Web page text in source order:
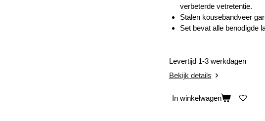
verbeterde vetretentie.
Stalen kousebandveer
Set bevat alle benodigde
Levertijd 1-3 werkdagen
Bekijk details
In winkelwagen